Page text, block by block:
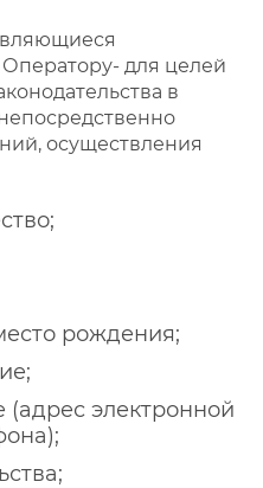
для целей
в
осуществления
рождения;
электронной